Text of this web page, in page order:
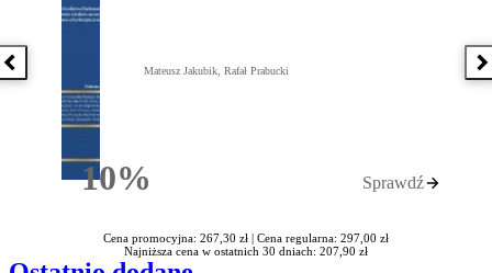
Poprzednia książka
10%Rabatu
Mateusz Jakubik, Rafał Prabucki
Sprawdź
Cena promocyjna: 267,30 zł | Cena regularna: 297,00 zł
Najniższa cena w ostatnich 30 dniach: 207,90 zł